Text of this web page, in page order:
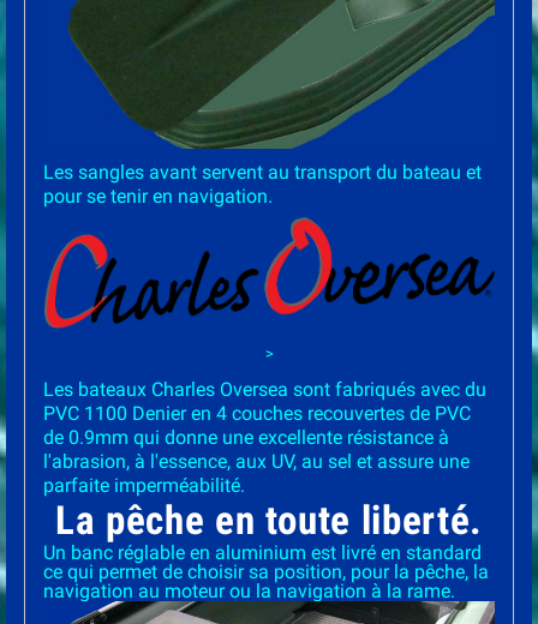
Les sangles avant servent au transport du bateau et
pour se tenir en navigation.
>
Les bateaux Charles Oversea sont fabriqués avec du
PVC 1100 Denier en 4 couches recouvertes de PVC
de 0.9mm qui donne une excellente résistance à
l'abrasion, à l'essence, aux UV, au sel et assure une
parfaite imperméabilité.
La pêche en toute liberté.
Un banc réglable en aluminium est livré en standard
ce qui permet de choisir sa position, pour la pêche, la
navigation au moteur ou la navigation à la rame.